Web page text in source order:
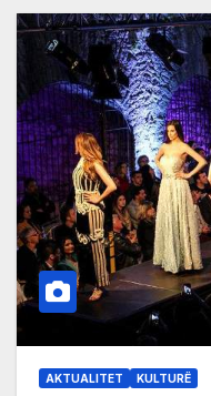
AKTUALITET KULTURË